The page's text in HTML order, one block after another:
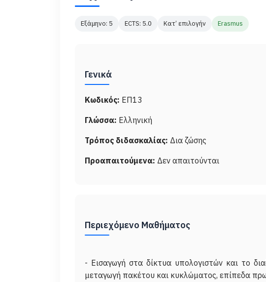
Εξάμηνο: 5 ECTS: 5.0 Κατ’ επιλογήν Erasmus
Γενικά
Κωδικός: ΕΠ13
Γλώσσα: Ελληνική
Τρόπος διδασκαλίας: Δια ζώσης
Προαπαιτούμενα: Δεν απαιτούνται
Περιεχόμενο Μαθήματος
- Εισαγωγή στα δίκτυα υπολογιστών και το
μεταγωγή πακέτου και κυκλώματος, επίπεδα